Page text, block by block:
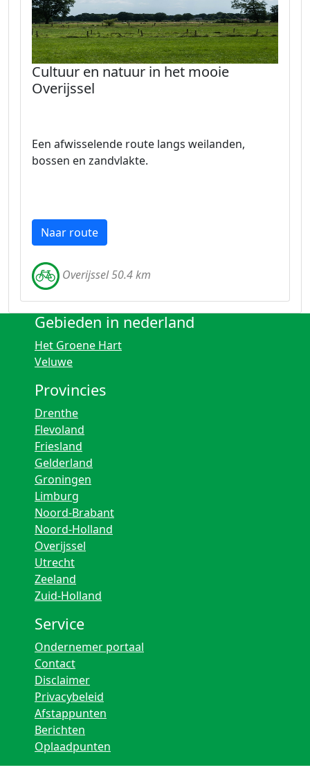
Cultuur en natuur in het mooie
Overijssel
Een afwisselende route langs weilanden,
bossen en zandvlakte.
Naar route
Overijssel 50.4 km
Gebieden in nederland
Het Groene Hart
Veluwe
Provincies
Drenthe
Flevoland
Friesland
Gelderland
Groningen
Limburg
Noord-Brabant
Noord-Holland
Overijssel
Utrecht
Zeeland
Zuid-Holland
Service
Ondernemer portaal
Contact
Disclaimer
Privacybeleid
Afstappunten
Berichten
Oplaadpunten